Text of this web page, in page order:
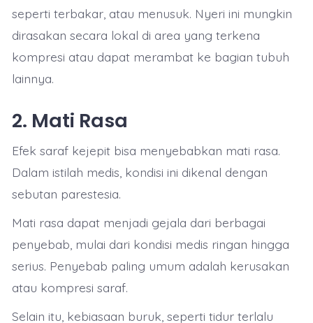
seperti terbakar, atau menusuk. Nyeri ini mungkin
dirasakan secara lokal di area yang terkena
kompresi atau dapat merambat ke bagian tubuh
lainnya.
2. Mati Rasa
Efek saraf kejepit bisa menyebabkan mati rasa.
Dalam istilah medis, kondisi ini dikenal dengan
sebutan parestesia.
Mati rasa dapat menjadi gejala dari berbagai
penyebab, mulai dari kondisi medis ringan hingga
serius. Penyebab paling umum adalah kerusakan
atau kompresi saraf.
Selain itu, kebiasaan buruk, seperti tidur terlalu